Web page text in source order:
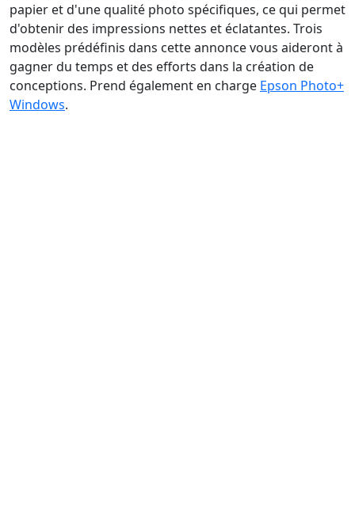
papier et d'une qualité photo spécifiques, ce qui permet
d'obtenir des impressions nettes et éclatantes. Trois
modèles prédéfinis dans cette annonce vous aideront à
gagner du temps et des efforts dans la création de
conceptions. Prend également en charge Epson Photo+
Windows.